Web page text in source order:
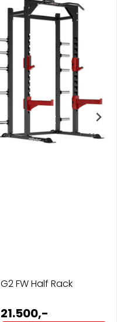
G2 FW Half Rack
21.500,-